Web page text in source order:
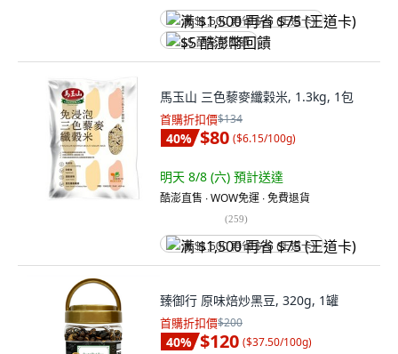
满 $1,500 再省 $75 (王道卡)
$5 酷澎幣回饋
馬玉山 三色藜麥纖榖米, 1.3kg, 1包
首購折扣價$134
40% $80 ($6.15/100g)
明天 8/8 (六) 預計送達
酷澎直售 ∙ WOW免運 ∙ 免費退貨
(259)
满 $1,500 再省 $75 (王道卡)
臻御行 原味焙炒黑豆, 320g, 1罐
首購折扣價$200
40% $120 ($37.50/100g)